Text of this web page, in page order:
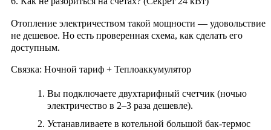
Отопление электричеством такой мощности — удовольствие
не дешевое. Но есть проверенная схема, как сделать его
доступным.
Связка: Ночной тариф + Теплоаккумулятор
Вы подключаете двухтарифный счетчик (ночью
электричество в 2–3 раза дешевле).
Устанавливаете в котельной большой бак-термос